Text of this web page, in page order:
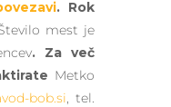
. Rok
mest je
. Za več
Metko
bob.si, tel.